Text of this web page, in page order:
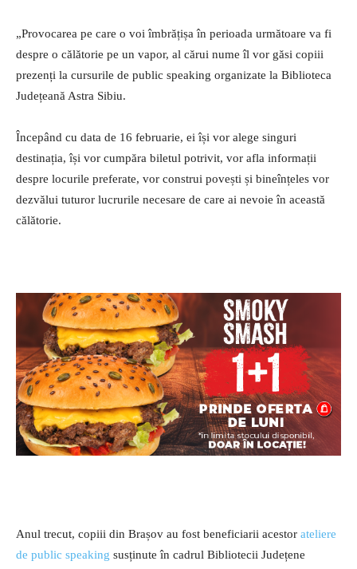
„Provocarea pe care o voi îmbrățișa în perioada următoare va fi
despre o călătorie pe un vapor, al cărui nume îl vor găsi copiii
prezenți la cursurile de public speaking organizate la Biblioteca
Județeană Astra Sibiu.
Începând cu data de 16 februarie, ei își vor alege singuri
destinația, își vor cumpăra biletul potrivit, vor afla informații
despre locurile preferate, vor construi povești și bineînțeles vor
dezvălui tuturor lucrurile necesare de care ai nevoie în această
călătorie.
Anul trecut, copiii din Brașov au fost beneficiarii acestor ateliere
de public speaking susținute în cadrul Bibliotecii Județene